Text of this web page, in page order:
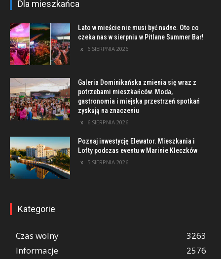
Dla mieszkańca
Lato w mieście nie musi być nudne. Oto co
czeka nas w sierpniu w Pitlane Summer Bar!
6 SIERPNIA 2026
Galeria Dominikańska zmienia się wraz z
potrzebami mieszkańców. Moda,
gastronomia i miejska przestrzeń spotkań
zyskują na znaczeniu
6 SIERPNIA 2026
Poznaj inwestycję Elewator. Mieszkania i
Lofty podczas eventu w Marinie Kleczków
5 SIERPNIA 2026
Kategorie
Czas wolny
3263
Informacje
2576